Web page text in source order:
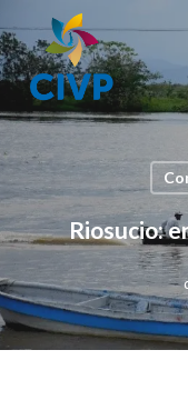
to
main
content
Riosucio: